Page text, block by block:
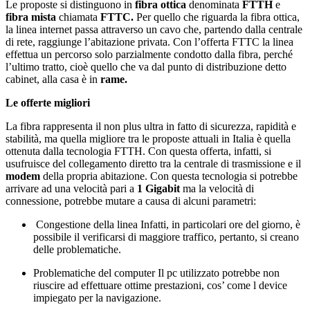
Le proposte si distinguono in fibra ottica denominata FTTHe
fibra mista chiamata FTTC. Per quello che riguarda la fibra ottica,
la linea internet passa attraverso un cavo che, partendo dalla centrale
di rete, raggiunge l’abitazione privata. Con l’offerta FTTC la linea
effettua un percorso solo parzialmente condotto dalla fibra, perché
l’ultimo tratto, cioè quello che va dal punto di distribuzione detto
cabinet, alla casa è in rame.
Le offerte migliori
La fibra rappresenta il non plus ultra in fatto di sicurezza, rapidità e
stabilità, ma quella migliore tra le proposte attuali in Italia è quella
ottenuta dalla tecnologia FTTH. Con questa offerta, infatti, si
usufruisce del collegamento diretto tra la centrale di trasmissione e il
modem della propria abitazione. Con questa tecnologia si potrebbe
arrivare ad una velocità pari a 1 Gigabit ma la velocità di
connessione, potrebbe mutare a causa di alcuni parametri:
Congestione della linea Infatti, in particolari ore del giorno, è
possibile il verificarsi di maggiore traffico, pertanto, si creano
delle problematiche.
Problematiche del computer Il pc utilizzato potrebbe non
riuscire ad effettuare ottime prestazioni, cos’ come l device
impiegato per la navigazione.